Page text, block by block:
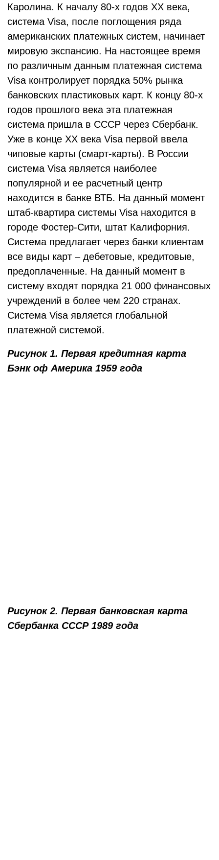
Каролина. К началу 80-х годов XX века,
система Visa, после поглощения ряда
американских платежных систем, начинает
мировую экспансию. На настоящее время
по различным данным платежная система
Visa контролирует порядка 50% рынка
банковских пластиковых карт. К концу 80-х
годов прошлого века эта платежная
система пришла в СССР через Сбербанк.
Уже в конце XX века Visa первой ввела
чиповые карты (смарт-карты). В России
система Visa является наиболее
популярной и ее расчетный центр
находится в банке ВТБ. На данный момент
штаб-квартира системы Visa находится в
городе Фостер-Сити, штат Калифорния.
Система предлагает через банки клиентам
все виды карт – дебетовые, кредитовые,
предоплаченные. На данный момент в
систему входят порядка 21 000 финансовых
учреждений в более чем 220 странах.
Система Visa является глобальной
платежной системой.
Рисунок 1. Первая кредитная карта
Бэнк оф Америка 1959 года
Рисунок 2. Первая банковская карта
Сбербанка СССР 1989 года